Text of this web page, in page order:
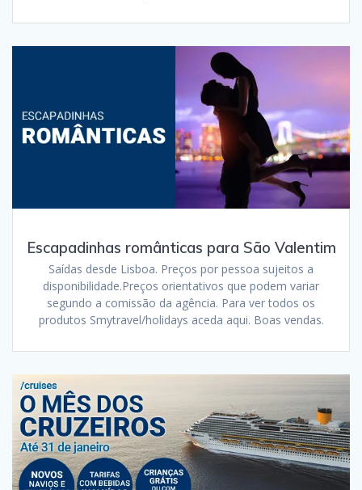
Escapadinhas românticas para São Valentim
Saídas desde Lisboa. Preços por pessoa sujeitos a
disponibilidade.Preços orientativos que podem variar
segundo a comissão da agência. Para ver todos os
produtos Smytravel/holidays aceda aqui. Boas vendas.